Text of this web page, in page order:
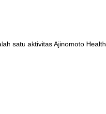
satu aktivitas Ajinomoto Health